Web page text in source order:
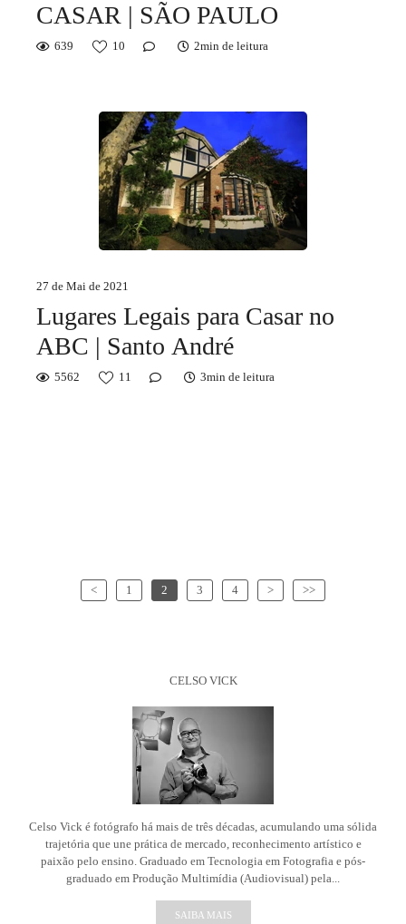
CASAR | SÃO PAULO
639 10 2min de leitura
27 de Mai de 2021
Lugares Legais para Casar no
ABC | Santo André
5562 11 3min de leitura
< 1 2 3 4 > >>
CELSO VICK
Celso Vick é fotógrafo há mais de três décadas, acumulando uma sólida
trajetória que une prática de mercado, reconhecimento artístico e
paixão pelo ensino. Graduado em Tecnologia em Fotografia e pós-
graduado em Produção Multimídia (Audiovisual) pela...
SAIBA MAIS